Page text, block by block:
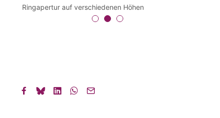
Ringapertur auf verschiedenen Höhen
verschiedenen Sternen